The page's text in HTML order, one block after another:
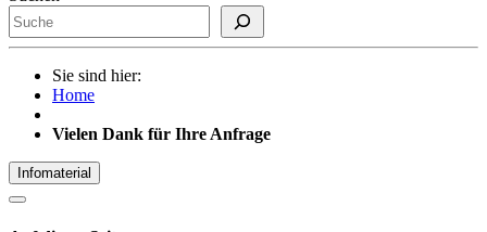
Sie sind hier:
Home
Vielen Dank für Ihre Anfrage
Infomaterial